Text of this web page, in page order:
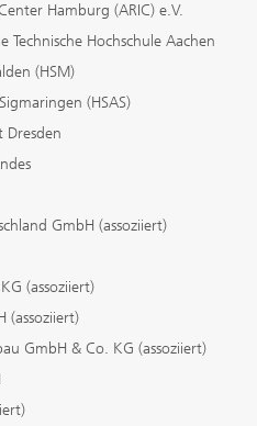
Hamburg (ARIC) e.V.
Technische Hochschule Aachen
(HSM)
(HSAS)
Dresden
GmbH (assoziiert)
(assoziiert)
(assoziiert)
GmbH & Co. KG (assoziiert)